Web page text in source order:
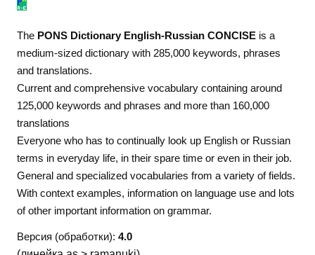
The PONS Dictionary English-Russian CONCISE is a
medium-sized dictionary with 285,000 keywords, phrases
and translations.
Current and comprehensive vocabulary containing around
125,000 keywords and phrases and more than 160,000
translations
Everyone who has to continually look up English or Russian
terms in everyday life, in their spare time or even in their job.
General and specialized vocabularies from a variety of fields.
With context examples, information on language use and lots
of other important information on grammar.
Версия (обработки): 4.0